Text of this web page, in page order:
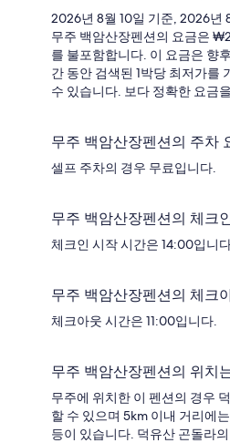
2026년 8월 10일 기준, 2026년
무주 백암산장펜션의 요금은
를 불포함합니다. 이 요금은 향
간 동안 검색된 1박당 최저가를
수 있습니다. 보다 정확한 요금
무주 백암산장펜션의 주차
셀프 주차의 경우 무료입니다.
무주 백암산장펜션의 체크
체크인 시작 시간은 14:00입니
무주 백암산장펜션의 체크
체크아웃 시간은 11:00입니다.
무주 백암산장펜션의 위치
무주에 위치한 이 펜션의 경우
할 수 있으며 5km 이내 거리에
등이 있습니다. 덕유산 곤돌라